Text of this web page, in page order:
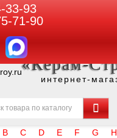
33-93
71-90
«Керам-
интернет-
B C D E F G H